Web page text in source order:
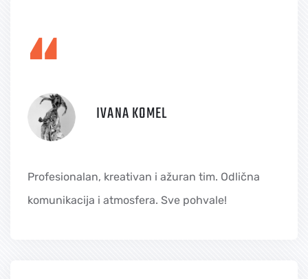
“ IVANA KOMEL
Profesionalan, kreativan i ažuran tim. Odlična
komunikacija i atmosfera. Sve pohvale!